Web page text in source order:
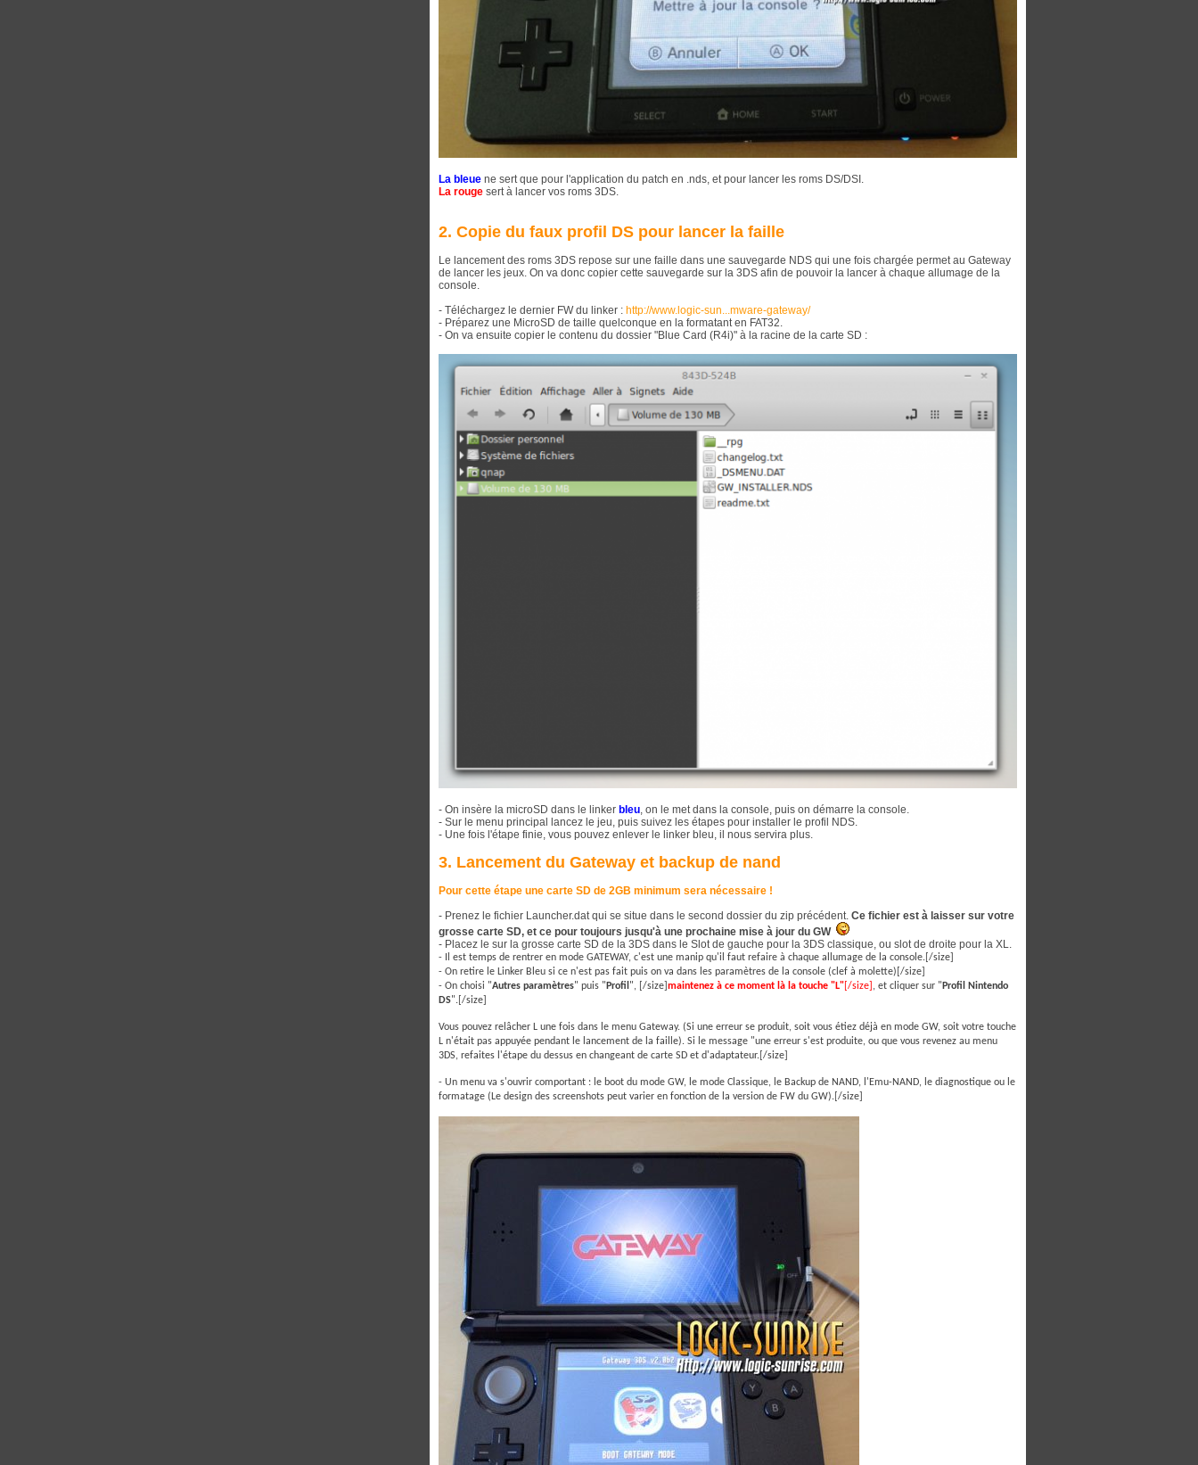
La bleue ne sert que pour l'application du patch en .nds, et pour lancer les roms DS/DSI.
La rouge sert à lancer vos roms 3DS.
2. Copie du faux profil DS pour lancer la faille
Le lancement des roms 3DS repose sur une faille dans une sauvegarde NDS qui une fois chargée permet au Gateway
de lancer les jeux. On va donc copier cette sauvegarde sur la 3DS afin de pouvoir la lancer à chaque allumage de la
console.
- Téléchargez le dernier FW du linker : http://www.logic-sun...mware-gateway/
- Préparez une MicroSD de taille quelconque en la formatant en FAT32.
- On va ensuite copier le contenu du dossier "Blue Card (R4i)" à la racine de la carte SD :
- On insère la microSD dans le linker bleu , on le met dans la console, puis on démarre la console.
- Sur le menu principal lancez le jeu, puis suivez les étapes pour installer le profil NDS.
- Une fois l'étape finie, vous pouvez enlever le linker bleu, il nous servira plus.
3. Lancement du Gateway et backup de nand
Pour cette étape une carte SD de 2GB minimum sera nécessaire !
- Prenez le fichier Launcher.dat qui se situe dans le second dossier du zip précédent. Ce fichier est à laisser sur votre
grosse carte SD, et ce pour toujours jusqu'à une prochaine mise à jour du GW
- Placez le sur la grosse carte SD de la 3DS dans le Slot de gauche pour la 3DS classique, ou slot de droite pour la XL.
- Il est temps de rentrer en mode GATEWAY, c'est une manip qu'il faut refaire à chaque allumage de la console.[/size]
- On retire le Linker Bleu si ce n'est pas fait puis on va dans les paramètres de la console (clef à molette)[/size]
- On choisi "Autres paramètres" puis " Profil ", [/size] maintenez à ce moment là la touche "L" [/size] , et cliquer sur " Profil Nintendo
DS".[/size]
Vous pouvez relâcher L une fois dans le menu Gateway. (Si une erreur se produit, soit vous étiez déjà en mode GW, soit votre touche
L n'était pas appuyée pendant le lancement de la faille). Si le message "une erreur s'est produite, ou que vous revenez au menu
3DS, refaites l'étape du dessus en changeant de carte SD et d'adaptateur.[/size]
- Un menu va s'ouvrir comportant : le boot du mode GW, le mode Classique, le Backup de NAND, l'Emu-NAND, le diagnostique ou le
formatage (Le design des screenshots peut varier en fonction de la version de FW du GW).[/size]